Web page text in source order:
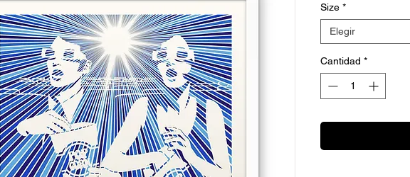
Size *
Elegir
Cantidad *